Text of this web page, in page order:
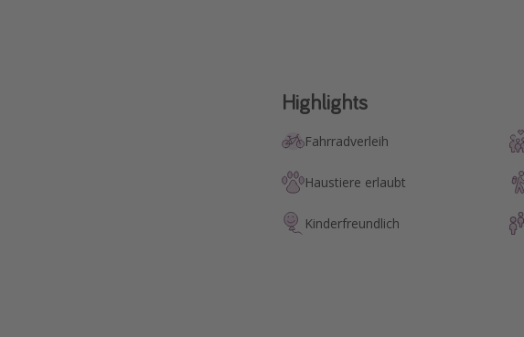
Highlights
Fahrradverleih
Haustiere erlaubt
Kinderfreundlich